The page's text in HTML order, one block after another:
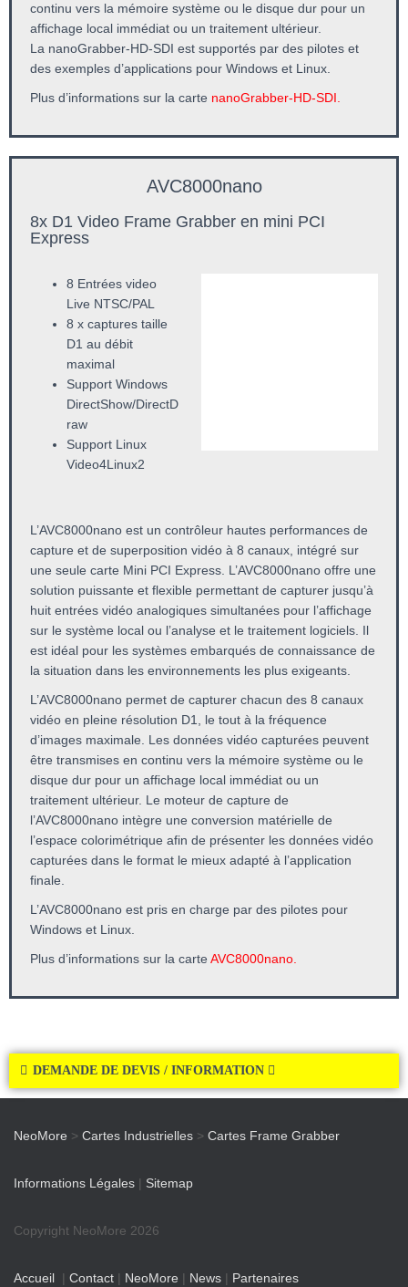
continu vers la mémoire système ou le disque dur pour un
affichage local immédiat ou un traitement ultérieur.
La nanoGrabber-HD-SDI est supportés par des pilotes et
des exemples d’applications pour Windows et Linux.
Plus d’informations sur la carte nanoGrabber-HD-SDI.
AVC8000nano
8x D1 Video Frame Grabber en mini PCI
Express
8 Entrées video
Live NTSC/PAL
8 x captures taille
D1 au débit
maximal
Support Windows
DirectShow/DirectD
raw
Support Linux
Video4Linux2
L’AVC8000nano est un contrôleur hautes performances de
capture et de superposition vidéo à 8 canaux, intégré sur
une seule carte Mini PCI Express. L’AVC8000nano offre une
solution puissante et flexible permettant de capturer jusqu’à
huit entrées vidéo analogiques simultanées pour l’affichage
sur le système local ou l’analyse et le traitement logiciels. Il
est idéal pour les systèmes embarqués de connaissance de
la situation dans les environnements les plus exigeants.
L’AVC8000nano permet de capturer chacun des 8 canaux
vidéo en pleine résolution D1, le tout à la fréquence
d’images maximale. Les données vidéo capturées peuvent
être transmises en continu vers la mémoire système ou le
disque dur pour un affichage local immédiat ou un
traitement ultérieur. Le moteur de capture de
l’AVC8000nano intègre une conversion matérielle de
l’espace colorimétrique afin de présenter les données vidéo
capturées dans le format le mieux adapté à l’application
finale.
L’AVC8000nano est pris en charge par des pilotes pour
Windows et Linux.
Plus d’informations sur la carte AVC8000nano.
DEMANDE DE DEVIS / INFORMATION
NeoMore > Cartes Industrielles > Cartes Frame Grabber
Informations Légales | Sitemap
Copyright NeoMore 2026
Accueil | Contact | NeoMore | News | Partenaires